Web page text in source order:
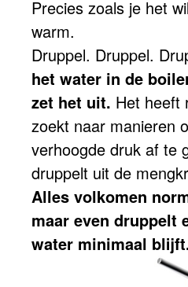
Precies zoals je het
warm.
Druppel. Druppel.
het water in de
zet het uit. Het heeft
zoekt naar manieren
verhoogde druk af te
druppelt uit de
Alles volkomen
maar even druppelt
water minimaal